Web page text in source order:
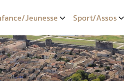
Jeunesse Sport/Assos